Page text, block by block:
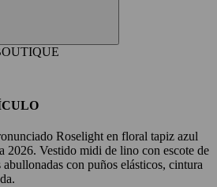
Roselight en floral tapiz azul
2026. Vestido midi de lino con escote de
con puños elásticos, cintura